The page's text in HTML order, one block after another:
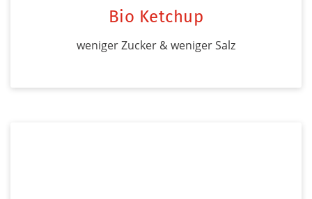
Bio Ketchup
weniger Zucker & weniger Salz